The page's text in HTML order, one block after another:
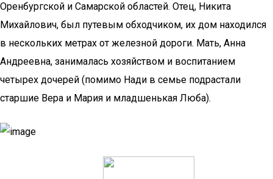
Оренбургской и Самарской областей. Отец, Никита
Михайлович, был путевым обходчиком, их дом находился
в нескольких метрах от железной дороги. Мать, Анна
Андреевна, занималась хозяйством и воспитанием
четырех дочерей (помимо Нади в семье подрастали
старшие Вера и Мария и младшенькая Люба).